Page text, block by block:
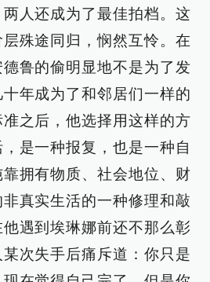
人还成为了最佳拍档。这
殊途同归，悯然互怜。在
鲁的偷明显地不是为了发
年成为了和邻居们一样的
之后，他选择用这样的方
是一种报复，也是一种自
拥有物质、社会地位、财
真实生活的一种修理和敲
遇到埃琳娜前还不那么彰
次失手后痛斥道：你只是